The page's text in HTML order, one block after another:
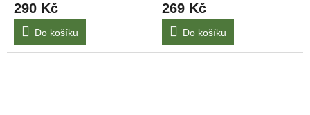
290 Kč
Do košíku
269 Kč
Do košíku